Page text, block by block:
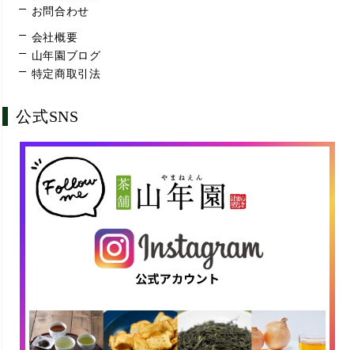
お問合わせ
会社概要
山年園ブログ
特定商取引法
公式SNS